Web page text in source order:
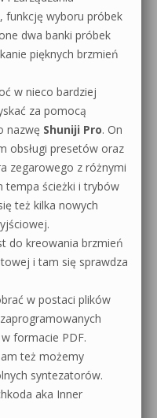
funkcję wyboru próbek
dwa banki próbek
pięknych brzmień
w nieco bardziej
za pomocą
nazwę Shuniji Pro. On
obsługi presetów oraz
zegarowego z różnymi
tempa ścieżki i trybów
też kilka nowych
do kreowania brzmień
i tam się sprawdza
w postaci plików
formacie PDF.
też możemy
syntezatorów.
aka Inner